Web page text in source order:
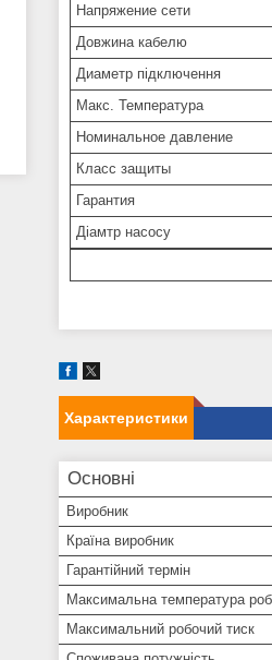
Напряжение сети
Довжина кабелю
Диаметр підключення
Макс. Температура
Номинальное давление
Класс защиты
Гарантия
Діамтр насосу
Характеристики
Основні
Виробник
Країна виробник
Гарантійний термін
Максимальна температура
Максимальний робочий тиск